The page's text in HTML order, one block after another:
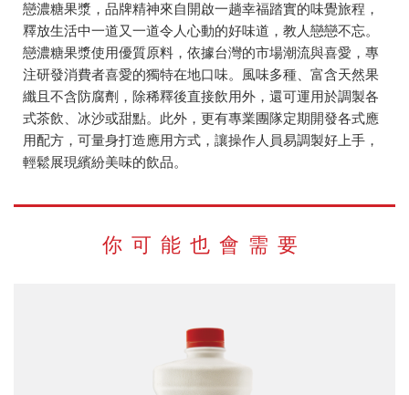
戀濃糖果漿，品牌精神來自開啟一趟幸福踏實的味覺旅程，
釋放生活中一道又一道令人心動的好味道，教人戀戀不忘。
戀濃糖果漿使用優質原料，依據台灣的市場潮流與喜愛，專
注研發消費者喜愛的獨特在地口味。風味多種、富含天然果
纖且不含防腐劑，除稀釋後直接飲用外，還可運用於調製各
式茶飲、冰沙或甜點。此外，更有專業團隊定期開發各式應
用配方，可量身打造應用方式，讓操作人員易調製好上手，
輕鬆展現繽紛美味的飲品。
你可能也會需要